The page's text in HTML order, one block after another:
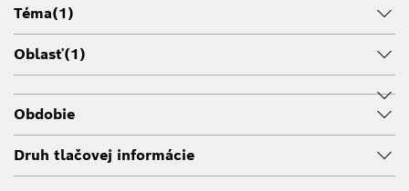
Téma(1)
Oblasť(1)
Obdobie
Druh tlačovej informácie